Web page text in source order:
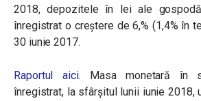
2018, depozitele în lei ale
înregistrat o creştere de 6,% (1,4% în
30 iunie 2017.
Raportul aici. Masa monetară în
înregistrat, la sfârşitul lunii iunie 2018,